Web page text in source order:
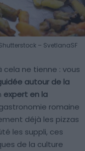
– SvetlanaSF
ne tienne : vous
autour de la
expert en la
romaine
déjà les pizzas
les suppli, ces
de la culture